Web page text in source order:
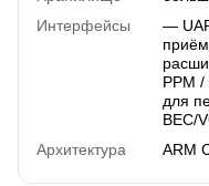
Интерфейсы
—
PPM
для
BEC/
Архитектура
ARM